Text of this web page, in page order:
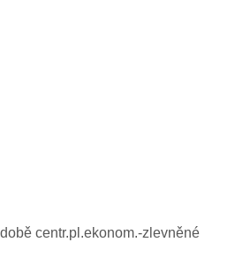
centr.pl.ekonom.-zlevněné